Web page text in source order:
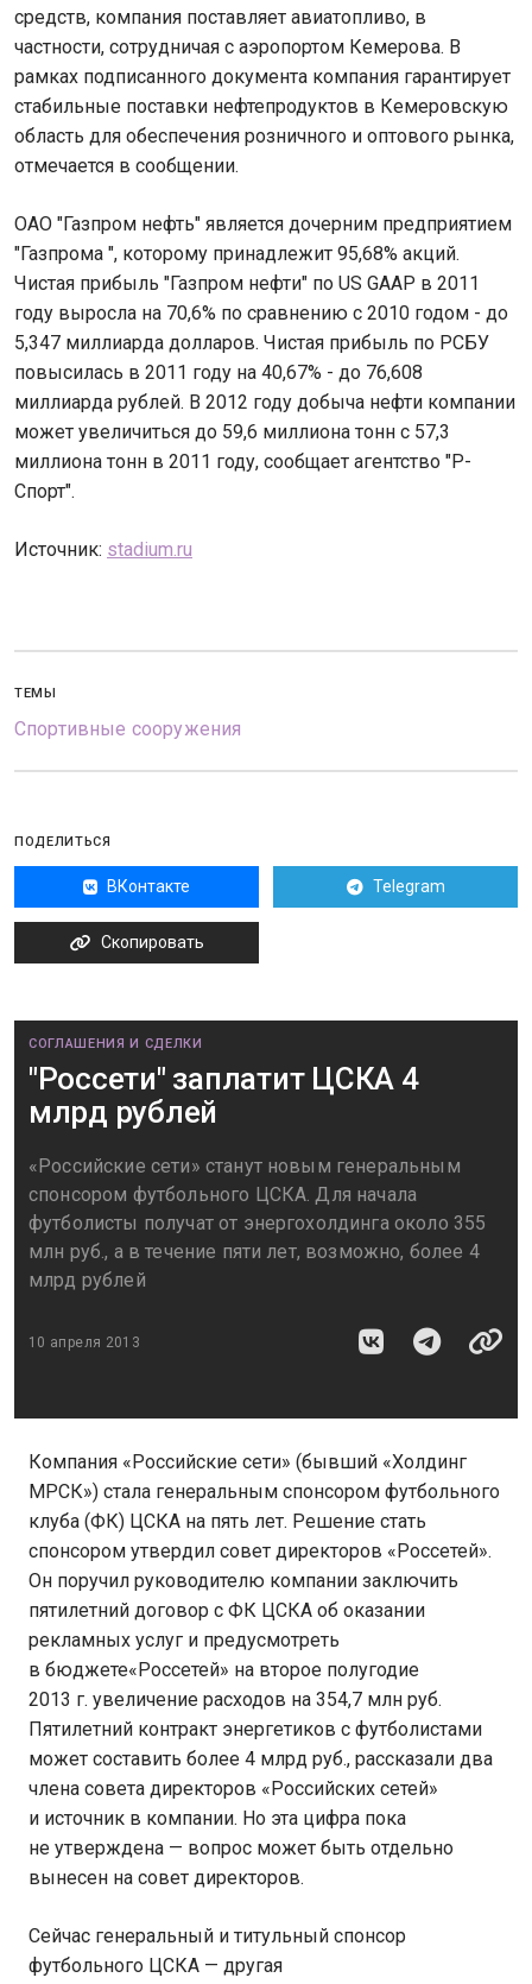
средств, компания поставляет авиатопливо, в
частности, сотрудничая с аэропортом Кемерова. В
рамках подписанного документа компания гарантирует
стабильные поставки нефтепродуктов в Кемеровскую
область для обеспечения розничного и оптового рынка,
отмечается в сообщении.
ОАО "Газпром нефть" является дочерним предприятием
"Газпрома ", которому принадлежит 95,68% акций.
Чистая прибыль "Газпром нефти" по US GAAP в 2011
году выросла на 70,6% по сравнению с 2010 годом - до
5,347 миллиарда долларов. Чистая прибыль по РСБУ
повысилась в 2011 году на 40,67% - до 76,608
миллиарда рублей. В 2012 году добыча нефти компании
может увеличиться до 59,6 миллиона тонн с 57,3
миллиона тонн в 2011 году, сообщает агентство "Р-
Спорт".
Источник: stadium.ru
ТЕМЫ
Спортивные сооружения
ПОДЕЛИТЬСЯ
ВКонтакте Telegram
Скопировать
СОГЛАШЕНИЯ И СДЕЛКИ
"Россети" заплатит ЦСКА 4
млрд рублей
«Российские сети» станут новым генеральным
спонсором футбольного ЦСКА. Для начала
футболисты получат от энергохолдинга около 355
млн руб., а в течение пяти лет, возможно, более 4
млрд рублей
10 апреля 2013
Компания «Российские сети» (бывший «Холдинг
МРСК») стала генеральным спонсором футбольного
клуба (ФК) ЦСКА на пять лет. Решение стать
спонсором утвердил совет директоров «Россетей».
Он поручил руководителю компании заключить
пятилетний договор с ФК ЦСКА об оказании
рекламных услуг и предусмотреть
в бюджете«Россетей» на второе полугодие
2013 г. увеличение расходов на 354,7 млн руб.
Пятилетний контракт энергетиков с футболистами
может составить более 4 млрд руб., рассказали два
члена совета директоров «Российских сетей»
и источник в компании. Но эта цифра пока
не утверждена — вопрос может быть отдельно
вынесен на совет директоров.
Сейчас генеральный и титульный спонсор
футбольного ЦСКА — другая